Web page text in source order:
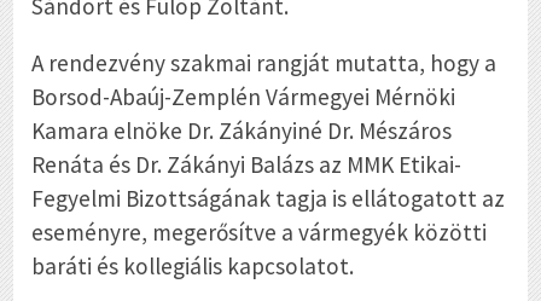
Sándort és Fülöp Zoltánt.
A rendezvény szakmai rangját mutatta, hogy a
Borsod-Abaúj-Zemplén Vármegyei Mérnöki
Kamara elnöke Dr. Zákányiné Dr. Mészáros
Renáta és Dr. Zákányi Balázs az MMK Etikai-
Fegyelmi Bizottságának tagja is ellátogatott az
eseményre, megerősítve a vármegyék közötti
baráti és kollegiális kapcsolatot.